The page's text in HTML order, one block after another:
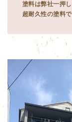
塗料は弊社一押
超耐久性の塗料